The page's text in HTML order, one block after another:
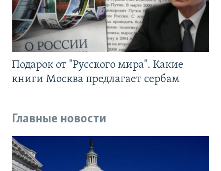
Подарок от "Русского мира". Какие
книги Москва предлагает сербам
Главные новости